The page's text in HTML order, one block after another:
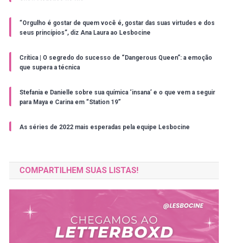
“Orgulho é gostar de quem você é, gostar das suas virtudes e dos
seus princípios”, diz Ana Laura ao Lesbocine
Crítica | O segredo do sucesso de “Dangerous Queen”: a emoção
que supera a técnica
Stefania e Danielle sobre sua química ‘insana’ e o que vem a seguir
para Maya e Carina em “Station 19”
As séries de 2022 mais esperadas pela equipe Lesbocine
COMPARTILHEM SUAS LISTAS!